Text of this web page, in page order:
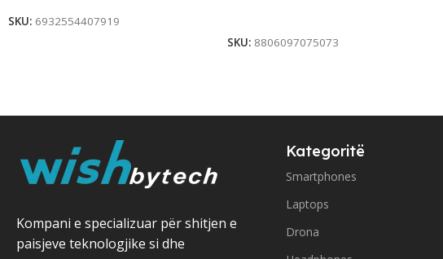
SKU: 6932554407919
SKU: 8806097075073
Kompani e specializuar për shitjen e
paisjeve teknologjike si dhe
Kategoritë
Smartphones
Laptops
Drona